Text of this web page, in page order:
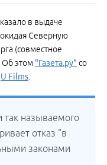
в выдаче
Северную
(совместное
Об этом "Газета.ру" со
U Films.
так называемого
отказ "в
законами